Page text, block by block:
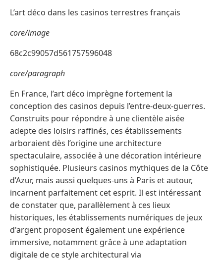
L’art déco dans les casinos terrestres français
core/image
68c2c99057d561757596048
core/paragraph
En France, l’art déco imprègne fortement la
conception des casinos depuis l’entre-deux-guerres.
Construits pour répondre à une clientèle aisée
adepte des loisirs raffinés, ces établissements
arboraient dès l’origine une architecture
spectaculaire, associée à une décoration intérieure
sophistiquée. Plusieurs casinos mythiques de la Côte
d’Azur, mais aussi quelques-uns à Paris et autour,
incarnent parfaitement cet esprit. Il est intéressant
de constater que, parallèlement à ces lieux
historiques, les établissements numériques de jeux
d'argent proposent également une expérience
immersive, notamment grâce à une adaptation
digitale de ce style architectural via